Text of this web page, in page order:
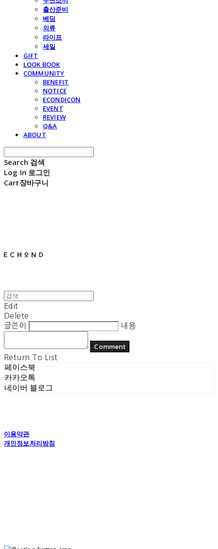
출산준비
베딩
의류
라이프
세일
GIFT
LOOK BOOK
COMMUNITY
BENEFIT
NOTICE
ECONDICON
EVENT
REVIEW
Q&A
ABOUT
Search 검색
Log In 로그인
Cart장바구니
Edit
Delete
글쓴이
내용
Comment
Return To List
페이스북
카카오톡
네이버 블로그
이용약관
개인정보처리방침